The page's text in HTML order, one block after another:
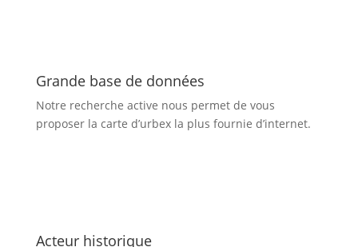
Grande base de données
Notre recherche active nous permet de vous
proposer la carte d’urbexla plus fournie d’internet.
Acteur historique